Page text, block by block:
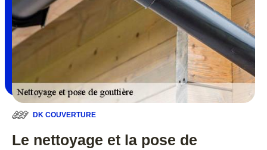
DK COUVERTURE
Le nettoyage et la pose de